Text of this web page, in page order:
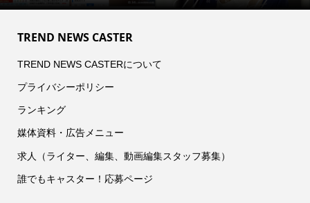
TREND NEWS CASTER
TREND NEWS CASTERについて
プライバシーポリシー
ランキング
媒体資料・広告メニュー
求人（ライター、編集、動画編集スタッフ募集）
誰でもキャスター！応募ページ